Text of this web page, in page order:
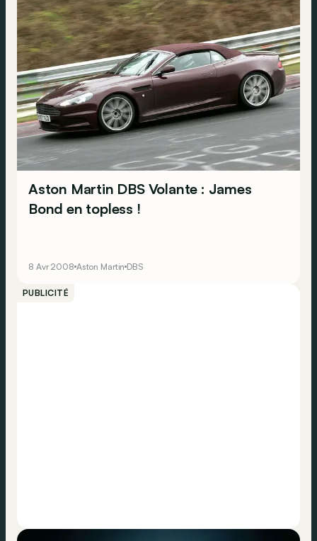
Aston Martin DBS Volante : James
Bond en topless !
8 Avr 2008 Aston Martin DBS
PUBLICITÉ